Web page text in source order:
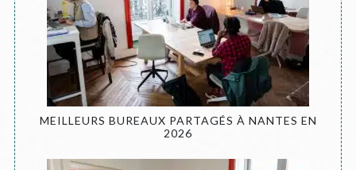
MEILLEURS BUREAUX PARTAGÉS À NANTES EN
2026